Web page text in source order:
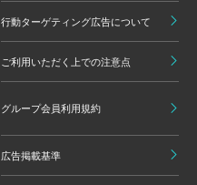
行動ターゲティング広告について
ご利用いただく上での注意点
グループ会員利用規約
広告掲載基準